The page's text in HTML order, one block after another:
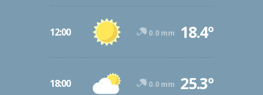
12:00 0.0 mm 18.4º
18:00 0.0 mm 25.3º